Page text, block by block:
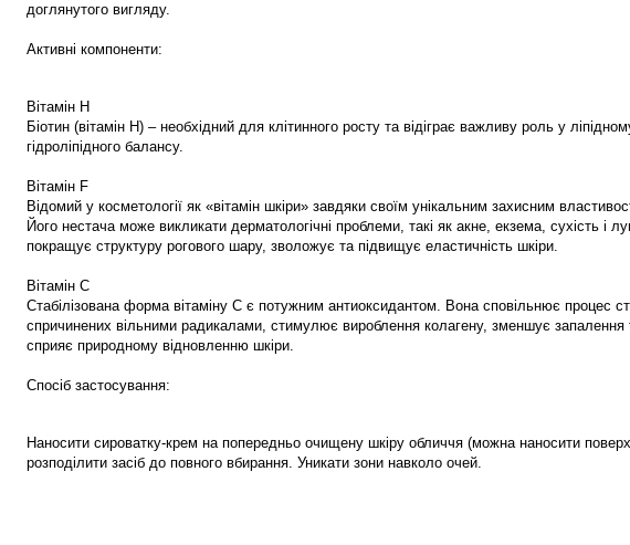
доглянутого вигляду.
Активні компоненти:
Вітамін H
Біотин (вітамін H) – необхідний для клітинного росту та відіграє важливу роль у
гідроліпідного балансу.
Вітамін F
Відомий у косметології як «вітамін шкіри» завдяки своїм унікальним захисним
Його нестача може викликати дерматологічні проблеми, такі як акне, екзема, сухість і
покращує структуру рогового шару, зволожує та підвищує еластичність шкіри.
Вітамін C
Стабілізована форма вітаміну C є потужним антиоксидантом. Вона сповільнює процес
спричинених вільними радикалами, стимулює вироблення колагену, зменшує запалення
сприяє природному відновленню шкіри.
Спосіб застосування:
Наносити сироватку-крем на попередньо очищену шкіру обличчя (можна наносити
розподілити засіб до повного вбирання. Уникати зони навколо очей.